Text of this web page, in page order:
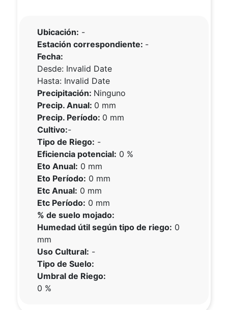
Ubicación: -
Estación correspondiente: -
Fecha:
Desde: Invalid Date
Hasta: Invalid Date
Precipitación: Ninguno
Precip. Anual: 0 mm
Precip. Período: 0 mm
Cultivo:-
Tipo de Riego: -
Eficiencia potencial: 0 %
Eto Anual: 0 mm
Eto Período: 0 mm
Etc Anual: 0 mm
Etc Período: 0 mm
% de suelo mojado:
Humedad útil según tipo de riego: 0
mm
Uso Cultural: -
Tipo de Suelo:
Umbral de Riego:
0 %